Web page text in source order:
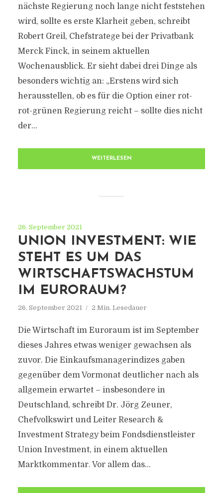
nächste Regierung noch lange nicht feststehen
wird, sollte es erste Klarheit geben, schreibt
Robert Greil, Chefstratege bei der Privatbank
Merck Finck, in seinem aktuellen
Wochenausblick. Er sieht dabei drei Dinge als
besonders wichtig an: „Erstens wird sich
herausstellen, ob es für die Option einer rot-
rot-grünen Regierung reicht – sollte dies nicht
der...
WEITERLESEN
26. September 2021
UNION INVESTMENT: WIE
STEHT ES UM DAS
WIRTSCHAFTSWACHSTUM
IM EURORAUM?
26. September 2021 2 Min. Lesedauer
Die Wirtschaft im Euroraum ist im September
dieses Jahres etwas weniger gewachsen als
zuvor. Die Einkaufsmanagerindizes gaben
gegenüber dem Vormonat deutlicher nach als
allgemein erwartet – insbesondere in
Deutschland, schreibt Dr. Jörg Zeuner,
Chefvolkswirt und Leiter Research &
Investment Strategy beim Fondsdienstleister
Union Investment, in einem aktuellen
Marktkommentar. Vor allem das...